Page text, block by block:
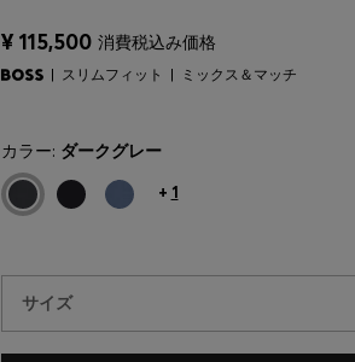
¥ 115,500 消費税込み価格
スリムフィット ミックス＆マッチ
カラー: ダークグレー
+ 1
サイズ